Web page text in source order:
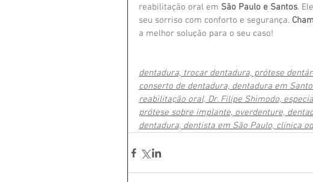
reabilitação oral em São Paulo e Santos.
seu sorriso com conforto e segurança.
a melhor solução para o seu caso!
dentadura, trocar dentadura, prótese
conserto de dentadura, dentadura em
reabilitação oral, Dr. Filipe Shimodo,
prótese sobre implante, overdenture,
dentadura, dentista em São Paulo, clínica